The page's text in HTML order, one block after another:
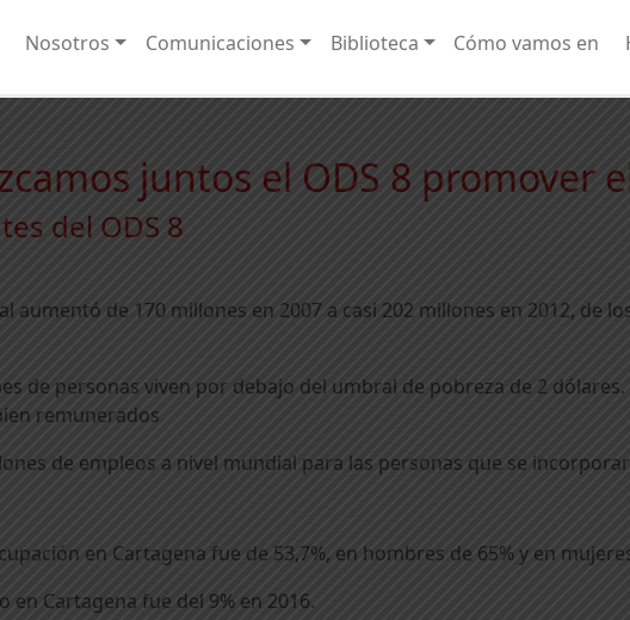
Nosotros Comunicaciones Biblioteca Cómo vamos en
juntos el ODS 8 promover
del ODS 8
aumentó de 170 millones en 2007 a casi 202 millones en 2012, de
de personas viven por debajo del umbral de pobreza de 2
remunerados
de empleos a nivel mundial para las personas que se
en Cartagena fue de 53,7%, en hombres de 65% y en
en Cartagena fue del 9% en 2016.